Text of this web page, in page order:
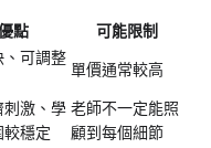
點
可能限制
、可調整
單價通常較高
刺激、學
較穩定
老師不一定能照
顧到每個細節